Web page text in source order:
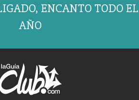
ENCANTO TODO EL
AÑO